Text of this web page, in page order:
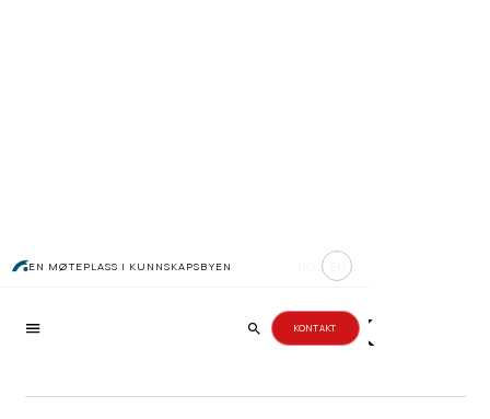
EN MØTEPLASS I KUNNSKAPSBYEN
KONTAKT
Romerike
Investornettverk